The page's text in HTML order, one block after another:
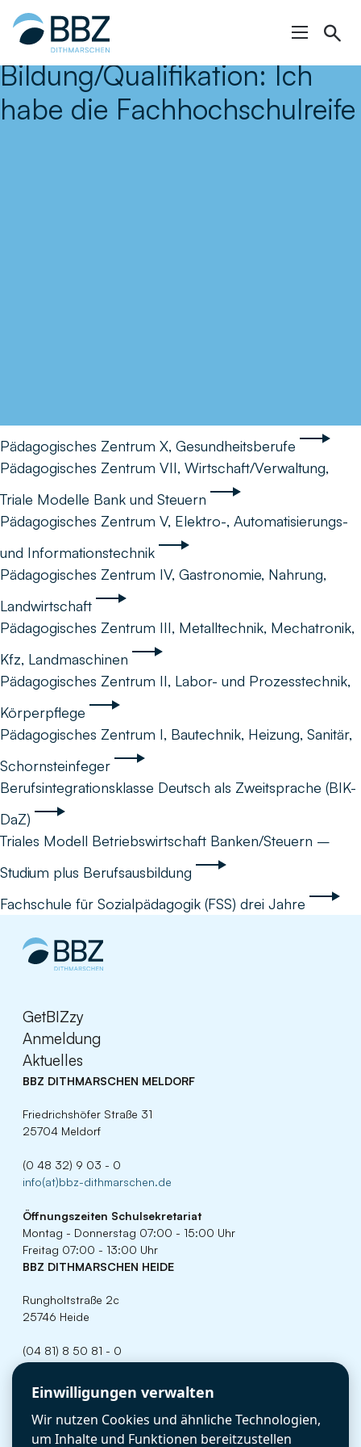
springen
Bildung/Qualifikation:Ich
habe die Fachhochschulreife
Pädagogisches Zentrum X, Gesundheitsberufe
Pädagogisches Zentrum VII, Wirtschaft/Verwaltung,
Triale Modelle Bank und Steuern
Pädagogisches Zentrum V, Elektro-, Automatisierungs-
und Informationstechnik
Pädagogisches Zentrum IV, Gastronomie, Nahrung,
Landwirtschaft
Pädagogisches Zentrum III, Metalltechnik, Mechatronik,
Kfz, Landmaschinen
Pädagogisches Zentrum II, Labor- und Prozesstechnik,
Körperpflege
Pädagogisches Zentrum I, Bautechnik, Heizung, Sanitär,
Schornsteinfeger
Berufsintegrationsklasse Deutsch als Zweitsprache (BIK-
DaZ)
Triales Modell Betriebswirtschaft Banken/Steuern –
Studium plus Berufsausbildung
Fachschule für Sozialpädagogik (FSS) drei Jahre
GetBIZzy
Anmeldung
Aktuelles
BBZ DITHMARSCHEN MELDORF
Friedrichshöfer Straße 31
25704 Meldorf
(0 48 32) 9 03 - 0
info(at)bbz-dithmarschen.de
Öffnungszeiten Schulsekretariat
Montag - Donnerstag 07:00 - 15:00 Uhr
Freitag 07:00 - 13:00 Uhr
BBZ DITHMARSCHEN HEIDE
Rungholtstraße 2c
25746 Heide
(04 81) 8 50 81 - 0
info(at)bbz-dithmarschen.de
Öffnungszeiten Schulsekretariat
Montag - Donnerstag 07:00 - 15:00 Uhr
Freitag 07:00 - 13:00 Uhr
Cookie-Einstellungen
Einwilligungen verwalten
Wir nutzen Cookies und ähnliche Technologien,
um Inhalte und Funktionen bereitzustellen